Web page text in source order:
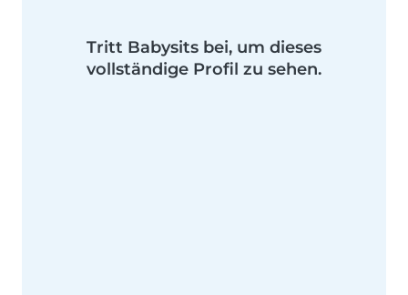
Tritt Babysits bei, um dieses
vollständige Profil zu sehen.